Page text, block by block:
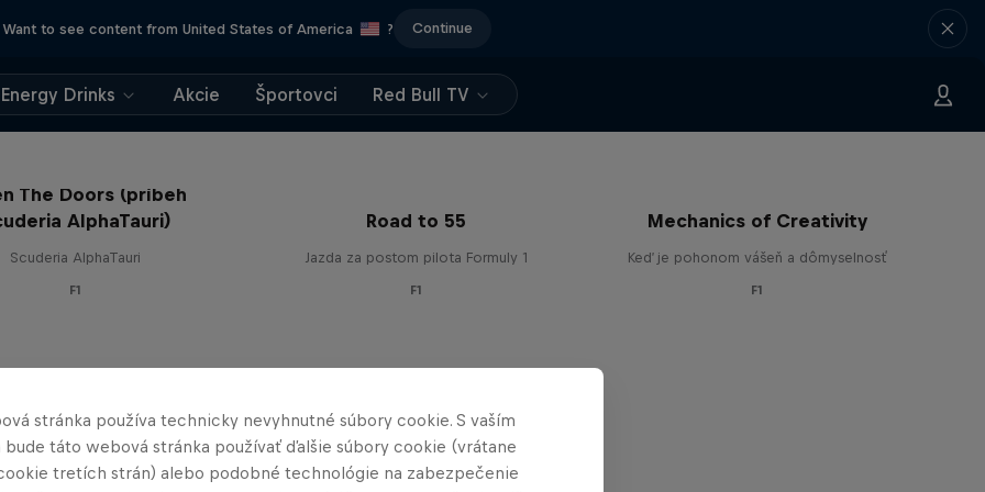
Want to see content from United States of America ? Continue
Energy Drinks Akcie Športovci Red Bull TV
The Doors (príbeh
AlphaTauri)
Scuderia AlphaTauri
F1
Road to 55
Jazda za postom pilota Formuly 1
F1
Mechanics of Creativity
Keď je pohonom vášeň a dômyselnosť
F1
stránka používa technicky nevyhnutné súbory cookie. S vaším
bude táto webová stránka používať ďalšie súbory cookie (vrátane
tretích strán) alebo podobné technológie na zabezpečenie